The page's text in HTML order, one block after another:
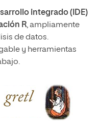
integrado (IDE)
R, ampliamente
de datos.
y herramientas